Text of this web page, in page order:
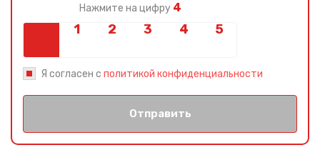
Нажмите на цифру 4
Я согласен с политикой конфиденциальности
Отправить